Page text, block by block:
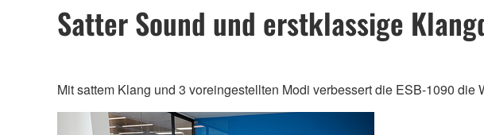
Satter Sound und erstklassige
Mit sattem Klang und 3 voreingestellten Modi verbessert die ESB-1090